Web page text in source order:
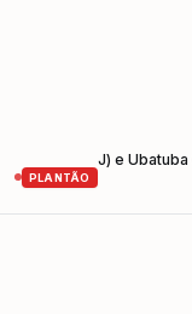
PLANTÃO
(RJ) e Ubatuba (SP)